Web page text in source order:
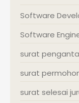
Software
Software
surat
surat
surat selesai